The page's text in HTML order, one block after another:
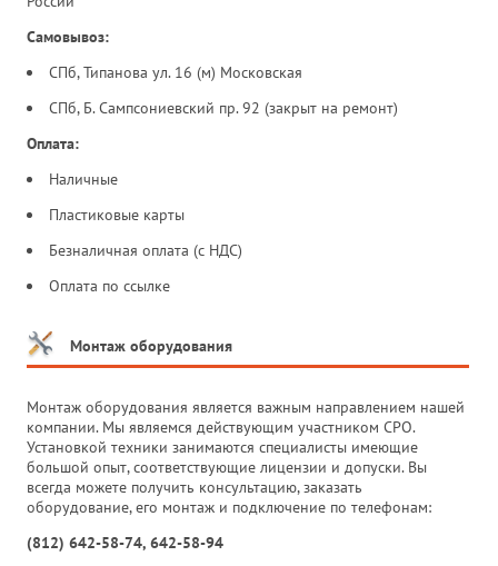
Самовывоз:
СПб, Типанова ул. 16 (м) Московская
СПб, Б. Сампсониевский пр. 92 (закрыт на ремонт)
Оплата:
Наличные
Пластиковые карты
Безналичная оплата (с НДС)
Оплата по ссылке
Монтаж оборудования
Монтаж оборудования является важным направлением нашей
компании. Мы являемся действующим участником СРО.
Установкой техники занимаются специалисты имеющие
большой опыт, соответствующие лицензии и допуски. Вы
всегда можете получить консультацию, заказать
оборудование, его монтаж и подключение по телефонам:
(812) 642-58-74, 642-58-94